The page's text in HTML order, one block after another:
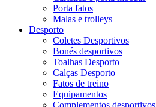
Porta fatos
Malas e trolleys
Desporto
Coletes Desportivos
Bonés desportivos
Toalhas Desporto
Calças Desporto
Fatos de treino
Equipamentos
Complementos desportivos